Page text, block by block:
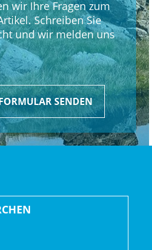
M6100, langer Käfig
M6100, 12fach
Scheibenbremse
Scheibenaufnahme, 160 mm
Scheibenaufnahme,
wir Ihre Fragen zum
Schreiben Sie
und wir melden uns
SENDEN